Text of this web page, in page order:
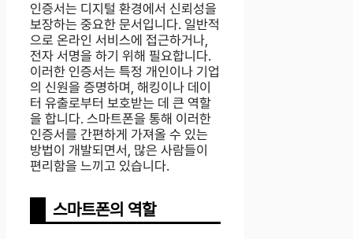
인증서는 디지털 환경에서 신뢰성을
보장하는 중요한 문서입니다. 일반적
으로 온라인 서비스에 접근하거나,
전자 서명을 하기 위해 필요합니다.
이러한 인증서는 특정 개인이나 기업
의 신원을 증명하며, 해킹이나 데이
터 유출로부터 보호받는 데 큰 역할
을 합니다. 스마트폰을 통해 이러한
인증서를 간편하게 가져올 수 있는
방법이 개발되면서, 많은 사람들이
편리함을 느끼고 있습니다.
스마트폰의 역할